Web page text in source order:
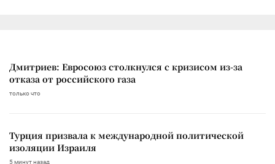
Дмитриев: Евросоюз столкнулся с кризисом из-за
отказа от российского газа
только что
Турция призвала к международной политической
изоляции Израиля
5 минут назад